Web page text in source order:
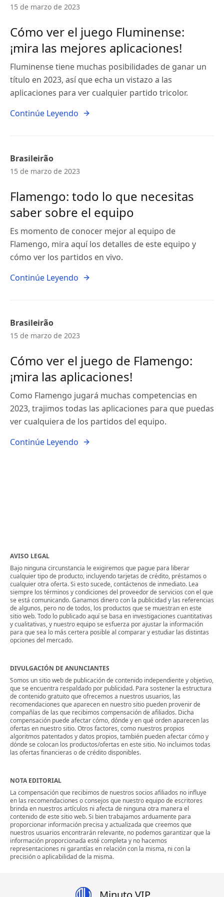
15 de marzo de 2023
Cómo ver el juego Fluminense:
¡mira las mejores aplicaciones!
Fluminense tiene muchas posibilidades de ganar un
título en 2023, así que echa un vistazo a las
aplicaciones para ver cualquier partido tricolor.
Continúe Leyendo
Brasileirão
15 de marzo de 2023
Flamengo: todo lo que necesitas
saber sobre el equipo
Es momento de conocer mejor al equipo de
Flamengo, mira aquí los detalles de este equipo y
cómo ver los partidos en vivo.
Continúe Leyendo
Brasileirão
15 de marzo de 2023
Cómo ver el juego de Flamengo:
¡mira las aplicaciones!
Como Flamengo jugará muchas competencias en
2023, trajimos todas las aplicaciones para que puedas
ver cualquiera de los partidos del equipo.
Continúe Leyendo
AVISO LEGAL
Bajo ninguna circunstancia le exigiremos que pague para liberar
cualquier tipo de producto, incluyendo tarjetas de crédito, préstamos o
cualquier otra oferta. Si esto sucede, contáctenos de inmediato. Lea
siempre los términos y condiciones del proveedor de servicios con el que
se está comunicando. Ganamos dinero con la publicidad y las referencias
de algunos, pero no de todos, los productos que se muestran en este
sitio web. Todo lo publicado aquí se basa en investigaciones cuantitativas
y cualitativas, y nuestro equipo se esfuerza por ajustar la información
para que sea lo más certera posible al comparar y estudiar las distintas
opciones del mercado.
DIVULGACIÓN DE ANUNCIANTES
Somos un sitio web de publicación de contenido independiente y objetivo,
que se encuentra respaldado por publicidad. Para sostener la estructura
de contenido gratuito que ofrecemos a nuestros usuarios, las
recomendaciones que aparecen en nuestro sitio pueden provenir de
compañías de las que recibimos compensación de afiliados. Dicha
compensación puede afectar cómo, dónde y en qué orden aparecen las
ofertas en nuestro sitio. Otros factores, como nuestros propios
algoritmos patentados y datos propios, también pueden afectar cómo y
dónde se colocan los productos/ofertas en este sitio. No incluimos todas
las ofertas financieras o de crédito disponibles.
NOTA EDITORIAL
La compensación que recibimos de nuestros socios afiliados no influye
en las recomendaciones o consejos que nuestro equipo de escritores
brinda en nuestros artículos ni afecta de ninguna otra manera el
contenido de este sitio web. Si bien trabajamos arduamente para
proporcionar información precisa y actualizada que creemos que
nuestros usuarios encontrarán relevante, no podemos garantizar que la
información proporcionada esté completa y no hacemos
representaciones ni garantías en relación con la misma, ni con la
precisión o aplicabilidad de la misma.